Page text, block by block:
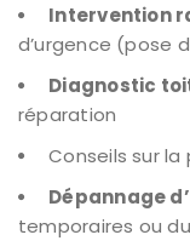
Intervention
d’urgence (pose
Diagnostic
réparation
Conseils sur
Dépannage
temporaires ou